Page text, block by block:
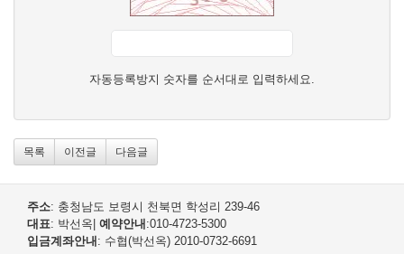
자동등록방지 숫자를 순서대로 입력하세요.
목록 이전글 다음글
주소: 충청남도 보령시 천북면 학성리 239-46
대표: 박선옥| 예약안내:010-4723-5300
입금계좌안내: 수협(박선옥) 2010-0732-6691